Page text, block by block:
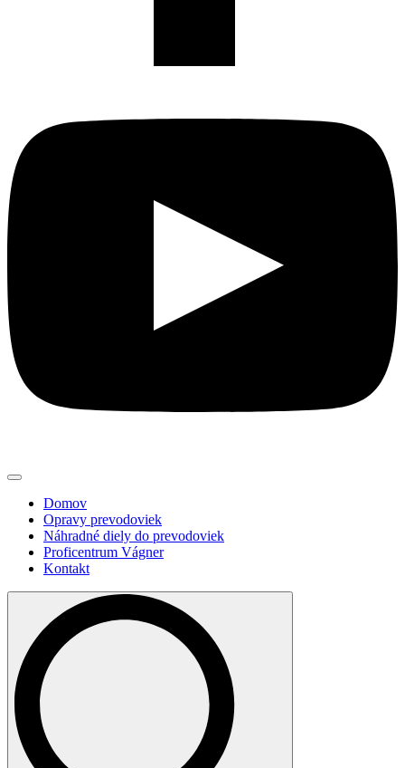
Domov
Opravy prevodoviek
Náhradné diely do prevodoviek
Proficentrum Vágner
Kontakt